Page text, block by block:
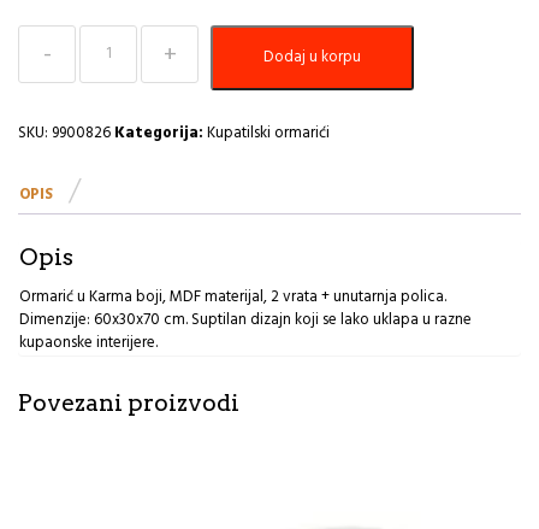
Kupatilski
ormarić
sa
+
unutarnja
polica
Tendance
količina
Dodaj u korpu
SKU: 9900826Kategorija:Kupatilski ormarići
OPIS
Opis
Ormarić u Karma boji, MDF materijal, 2 vrata + unutarnja polica.
Dimenzije: 60x30x70 cm. Suptilan dizajn koji se lako uklapa u razne
kupaonske interijere.
Povezani proizvodi